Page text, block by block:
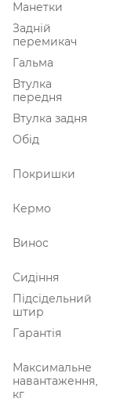
Манетки
Задній
перемикач
Гальма
Втулка
передня
Втулка задня
Обід
Покришки
Кермо
Винос
Сидіння
Підсідельний
штир
Гарантія
Максимальне
навантаження,
кг